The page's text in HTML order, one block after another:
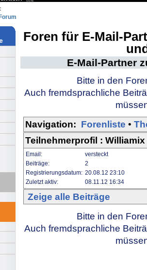
Foren für E-Mail-
E-Mail-Partner
Bitte in den
Auch fremdsprachliche
Navigation: Forenliste •
Teilnehmerprofil : Williamix
Email:
versteckt
Beiträge:
2
Registrierungsdatum: 20.08.12 23:10
Zuletzt aktiv:
08.11.12 16:34
Zeige alle Beiträge
Bitte in den
Auch fremdsprachliche